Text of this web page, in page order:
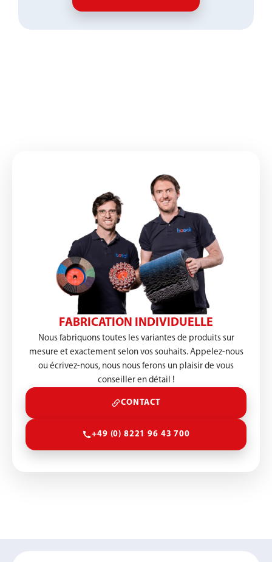
FABRICATION INDIVIDUELLE
Nous fabriquons toutes les variantes de produits sur
mesure et exactement selon vos souhaits. Appelez-nous
ou écrivez-nous, nous nous ferons un plaisir de vous
conseiller en détail !
CONTACT
+49 (0) 8221 96 43 700